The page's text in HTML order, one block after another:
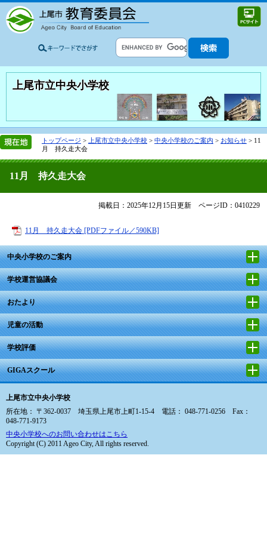
上尾市立中央小学校
トップページ > 上尾市立中央小学校 > 中央小学校のご案内 > お知らせ > 11
月 持久走大会
11月 持久走大会
掲載日：2025年12月15日更新 ページID：0410229
11月 持久走大会 [PDFファイル／590KB]
中央小学校のご案内
学校運営協議会
おたより
児童の活動
学校評価
GIGAスクール
上尾市立中央小学校
所在地： 〒362-0037 埼玉県上尾市上町1-15-4 電話： 048-771-0256 Fax：
048-771-9173
中央小学校へのお問い合わせはこちら
Copyright (C) 2011 Ageo City, All rights reserved.